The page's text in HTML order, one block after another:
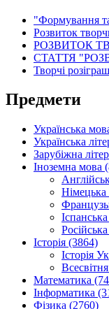
"Формування
Розвиток
РОЗВИТОК
СТАТТЯ
Творчі
Предмети
Українська
Українська
Зарубіжна
Іноземна мова
Історія (3864)
Історія
Математика
Інформатика
Фізика (2760)